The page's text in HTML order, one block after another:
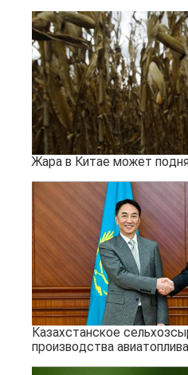
Жара в Китае может
Казахстанское
производства авиатоплива